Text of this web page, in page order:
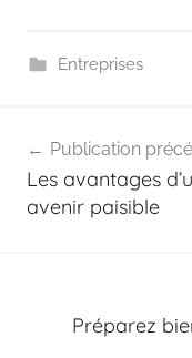
Entreprises
de
l’article
Publication
Les avantages
avenir paisible
Préparez